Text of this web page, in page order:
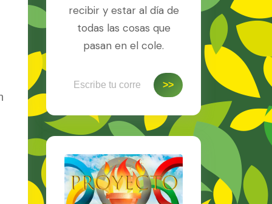
recibir y estar al día de
todas las cosas que
pasan en el cole.
>>